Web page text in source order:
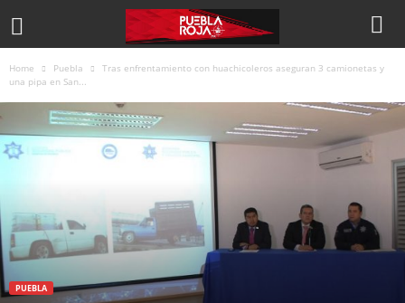
Home Puebla
Tras enfrentamiento con huachicoleros aseguran 3 camionetas y
una pipa en San...
PUEBLA